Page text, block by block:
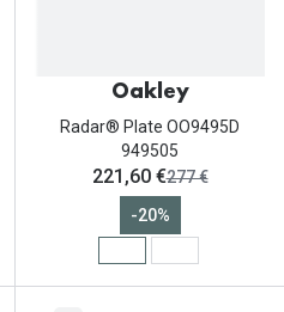
Oakley
Radar® Plate OO9495D
949505
ahora:
221,60 €antes:
277 €
-20%